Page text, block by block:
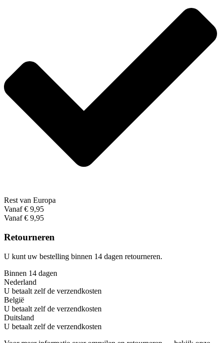
Rest van Europa
Vanaf € 9,95
Vanaf € 9,95
Retourneren
U kunt uw bestelling binnen 14 dagen retourneren.
Binnen 14 dagen
Nederland
U betaalt zelf de verzendkosten
België
U betaalt zelf de verzendkosten
Duitsland
U betaalt zelf de verzendkosten